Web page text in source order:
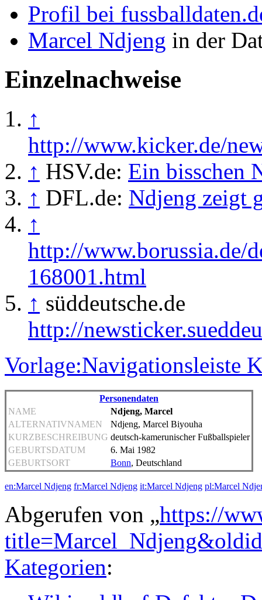
Profil bei
Marcel Ndjeng in der
Einzelnachweise
↑
http://www.kicker.de/
↑ HSV.de: Ein bisschen
↑ DFL.de: Ndjeng zeigt
↑
http://www.borussia.de/
168001.html
↑ süddeutsche.de
http://
Vorlage:Navigationsleiste
Personendaten
NAME
Ndjeng, Marcel
ALTERNATIVNAMEN
Ndjeng, Marcel Biyouha
KURZBESCHREIBUNG deutsch-kamerunischer Fußballspieler
GEBURTSDATUM
6. Mai 1982
GEBURTSORT
Bonn, Deutschland
en:Marcel Ndjeng fr:Marcel Ndjeng it:Marcel Ndjeng pl:Marcel
Abgerufen von „https://
Kategorien: